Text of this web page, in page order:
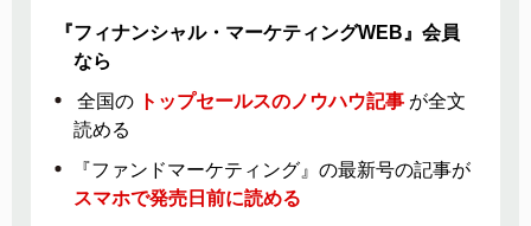
『フィナンシャル・マーケティングWEB』会員
なら
全国の トップセールスのノウハウ記事 が全文
読める
『ファンドマーケティング』の最新号の記事が
スマホで発売日前に読める